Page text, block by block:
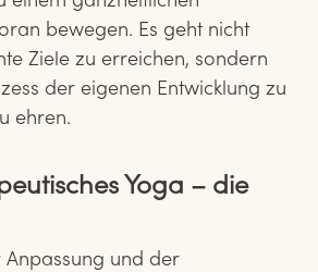
bewegen. Es geht nicht
Ziele zu erreichen, sondern
der eigenen Entwicklung zu
ehren.
Yoga – die
Anpassung und der